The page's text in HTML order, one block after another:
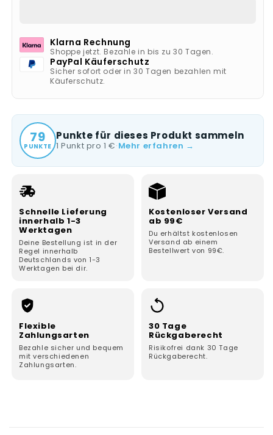
Klarna Rechnung
Shoppe jetzt. Bezahle in bis zu 30 Tagen.
PayPal Käuferschutz
Sicher sofort oder in 30 Tagen bezahlen mit
Käuferschutz.
79
PUNKTE
Punkte für dieses Produkt sammeln
1 Punkt pro 1 €·Mehr erfahren →
Schnelle Lieferung
innerhalb 1-3
Werktagen
Deine Bestellung ist in der
Regel innerhalb
Deutschlands von 1-3
Werktagen bei dir.
Kostenloser Versand
ab 99€
Du erhältst kostenlosen
Versand ab einem
Bestellwert von 99€.
Flexible
Zahlungsarten
Bezahle sicher und bequem
mit verschiedenen
Zahlungsarten.
30 Tage
Rückgaberecht
Risikofrei dank 30 Tage
Rückgaberecht.